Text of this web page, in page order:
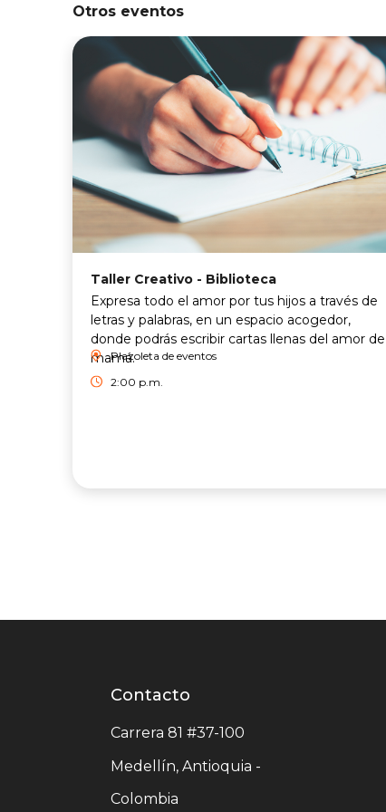
Otros eventos
Taller Creativo - Biblioteca
Expresa todo el amor por tus hijos a través de
letras y palabras, en un espacio acogedor,
donde podrás escribir cartas llenas del amor de
mamá.Plazoleta de eventos
2:00 p.m.
Contacto
centro
Contacto
Carrera 81 #37-100
Medellín, Antioquia -
Colombia